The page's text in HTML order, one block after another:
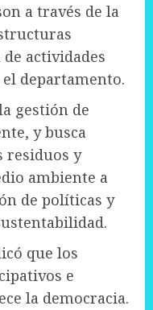
a través de la
actividades
departamento.
gestión de
y busca
residuos y
ambiente a
de políticas y
que los
e
la democracia.